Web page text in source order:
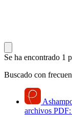
Se ha encontrado 1
Buscado con
archivos